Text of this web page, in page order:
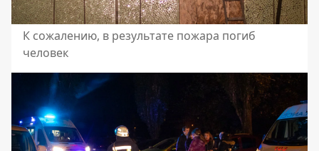
К сожалению, в результате пожара погиб
человек